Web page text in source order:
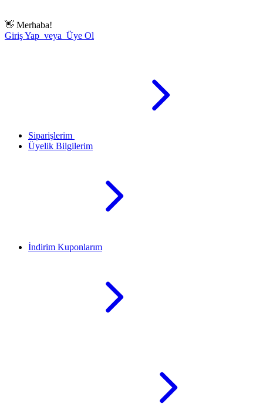
👋 Merhaba!
Giriş Yap veya Üye Ol
Siparişlerim
Üyelik Bilgilerim
İndirim Kuponlarım